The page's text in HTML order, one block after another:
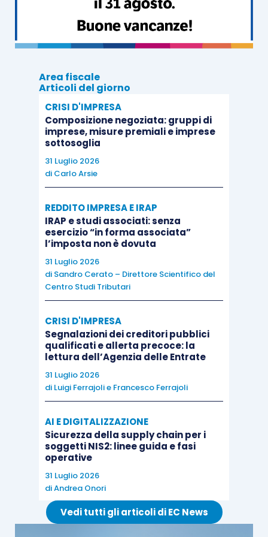
articolo 11, comma 1, lett. b), L. 212/2000
con finalità, appunto, diesclusione dal Gruppo
Iva.
Di conseguenza, il gruppo societario che abbia
optato per la costituzione di un
esclusione di alcuni soggetti, si troverà, sotto il
profilo dellafatturazione a:
dover fatturare con Iva le prestazioni
effettuatenei confronti di soggetti
esternial Gruppo Iva medesimo;
dover considerareesclusedal campo di
applicazione dell’Iva le prestazioni
effettuate
facente parte del medesimo.
(quelle“interne” al Gruppo Iva) è ilcomma 1
articolo 70-quinquiesa stabilire che “
cessioni di beni e le prestazioni di servizi effettuate
da un soggetto partecipante a un Gruppo Iva
confronti di un altro soggetto partecipante allo
stesso Gruppo Iva non sono considerate cessioni di
beni e prestazioni di servizi agli effetti degli articoli
2 e 3”.
Detta disposizione viene ripresa anche
articolo 3, comma 3, del citato D.M.
06.04.2018 che ribadisce quanto affermato dalla
Area fiscale
Articoli del giorno
CRISI D'IMPRESA
Composizione negoziata: gruppi di
imprese, misure premiali e imprese
sottosoglia
31 Luglio 2026
di Carlo Arsie
REDDITO IMPRESA E IRAP
IRAP e studi associati: senza
esercizio “in forma associata”
l’imposta non è dovuta
31 Luglio 2026
di Sandro Cerato – Direttore Scientifico del
Centro Studi Tributari
CRISI D'IMPRESA
Segnalazioni dei creditori pubblici
qualificati e allerta precoce: la
lettura dell’Agenzia delle Entrate
31 Luglio 2026
di Luigi Ferrajolie Francesco Ferrajoli
AI E DIGITALIZZAZIONE
Sicurezza della supply chain per i
soggetti NIS2: linee guida e fasi
operative
31 Luglio 2026
diAndrea Onori
Vedi tutti gli articoli di EC News